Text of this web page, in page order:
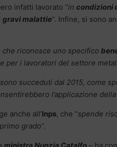
infatti lavorato “in condizioni
gravi malattie“. Infine, si sono
che riconosce uno specifico
per i lavoratori del settore
succeduti dal 2015, come
l’applicazione
anche all’Inps, che “spende
grado“.